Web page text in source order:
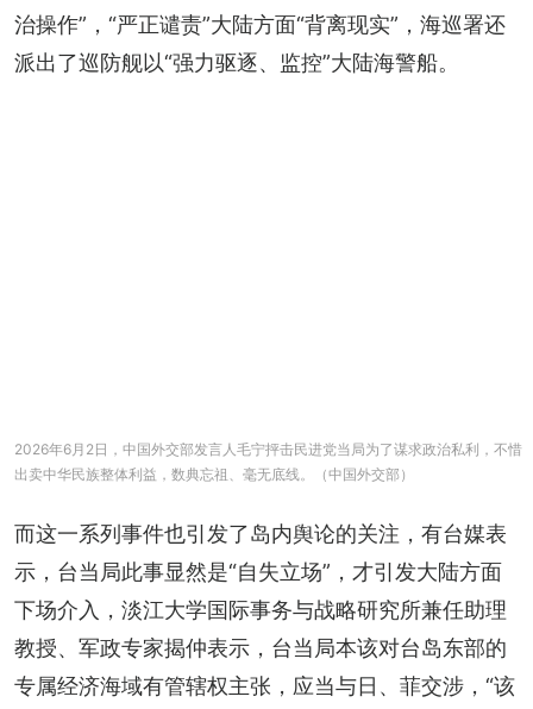
治操作”，“严正谴责”大陆方面“背离现实”，海巡署还
派出了巡防舰以“强力驱逐、监控”大陆海警船。
2026年6月2日，中国外交部发言人毛宁抨击民进党当局为了谋求政治私利，不惜
出卖中华民族整体利益，数典忘祖、毫无底线。（中国外交部）
而这一系列事件也引发了岛内舆论的关注，有台媒表
示，台当局此事显然是“自失立场”，才引发大陆方面
下场介入，淡江大学国际事务与战略研究所兼任助理
教授、军政专家揭仲表示，台当局本该对台岛东部的
专属经济海域有管辖权主张，应当与日、菲交涉，“该